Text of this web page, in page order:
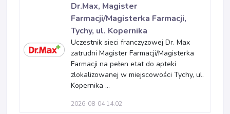
Dr.Max, Magister
Farmacji/Magisterka Farmacji,
Tychy, ul. Kopernika
Uczestnik sieci franczyzowej Dr. Max
zatrudni Magister Farmacji/Magisterka
Farmacji na pełen etat do apteki
zlokalizowanej w miejscowości Tychy, ul.
Kopernika ...
2026-08-04 14:02